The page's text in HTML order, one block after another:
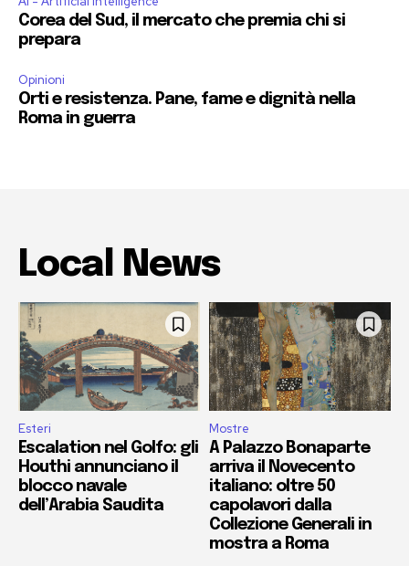
Corea del Sud, il mercato che premia chi si
prepara
Opinioni
Orti e resistenza. Pane, fame e dignità nella
Roma in guerra
Local News
Esteri
Escalation nel Golfo: gli
Houthi annunciano il
blocco navale
dell’Arabia Saudita
Mostre
A Palazzo Bonaparte
arriva il Novecento
italiano: oltre 50
capolavori dalla
Collezione Generali in
mostra a Roma